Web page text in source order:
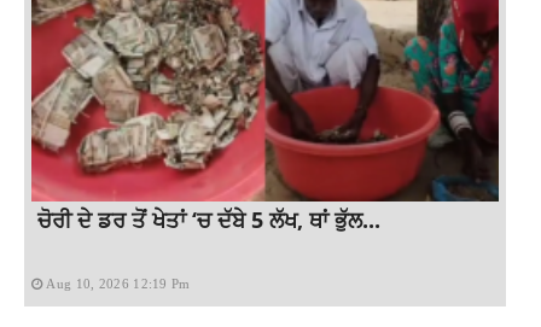
ਚੋਰੀ ਦੇ ਡਰ ਤੋਂ ਖੇਤਾਂ ‘ਚ ਦੱਬੇ 5 ਲੱਖ, ਥਾਂ ਭੁੱਲ...
Aug 10, 2026 12:19 Pm